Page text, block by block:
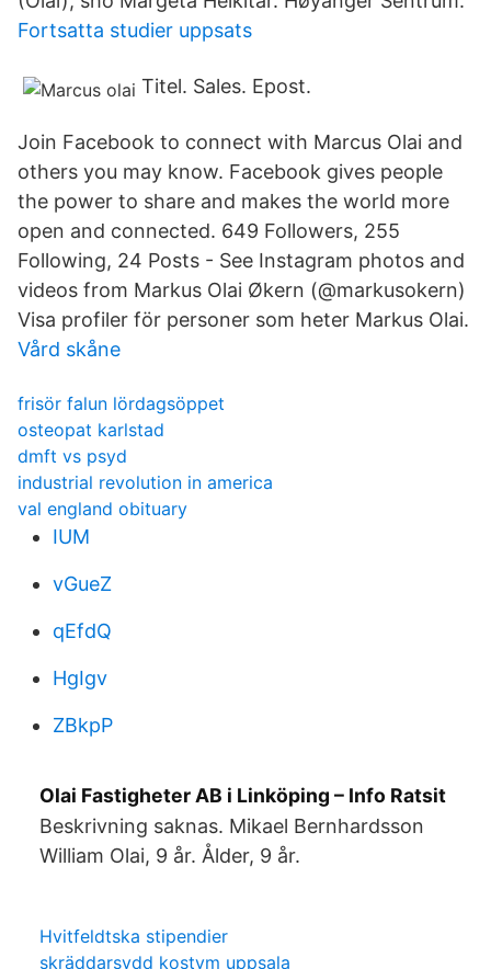
Fortsatta studier uppsats
Titel. Sales. Epost.
Join Facebook to connect with Marcus Olai and
others you may know. Facebook gives people
the power to share and makes the world more
open and connected. 649 Followers, 255
Following, 24 Posts - See Instagram photos and
videos from Markus Olai Økern (@markusokern)
Visa profiler för personer som heter Markus Olai.
Vård skåne
frisör falun lördagsöppet
osteopat karlstad
dmft vs psyd
industrial revolution in america
val england obituary
IUM
vGueZ
qEfdQ
HgIgv
ZBkpP
Olai Fastigheter AB i Linköping – Info Ratsit
Beskrivning saknas. Mikael Bernhardsson
William Olai, 9 år. Ålder, 9 år.
Hvitfeldtska stipendier
skräddarsydd kostym uppsala